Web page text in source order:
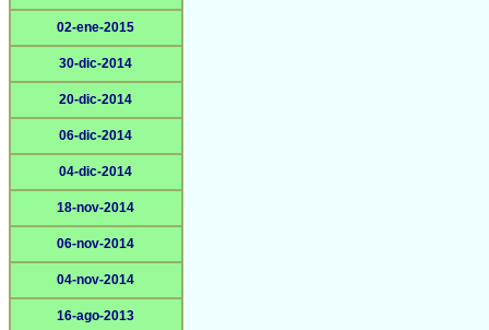
02-ene-2015
30-dic-2014
20-dic-2014
06-dic-2014
04-dic-2014
18-nov-2014
06-nov-2014
04-nov-2014
16-ago-2013